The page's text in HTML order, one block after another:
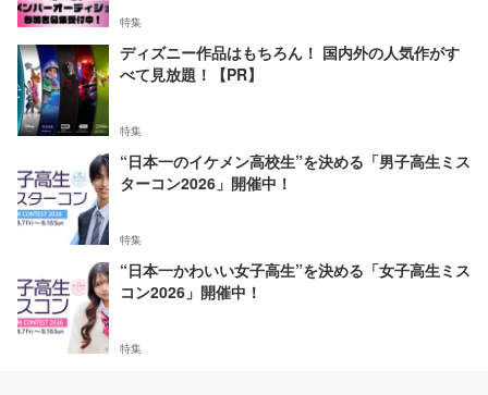
特集
ディズニー作品はもちろん！ 国内外の人気作がす
べて見放題！【PR】
特集
“日本一のイケメン高校生”を決める「男子高生ミス
ターコン2026」開催中！
特集
“日本一かわいい女子高生”を決める「女子高生ミス
コン2026」開催中！
特集